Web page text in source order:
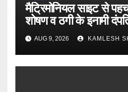
मैट्रिमोनियल साइट से
शोषण व ठगी के इनामी
AUG 9, 2026 KAMLESH